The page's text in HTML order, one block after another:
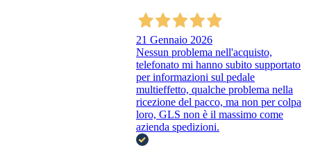
21 Gennaio 2026
Nessun problema nell'acquisto,
telefonato mi hanno subito supportato
per informazioni sul pedale
multieffetto, qualche problema nella
ricezione del pacco, ma non per colpa
loro, GLS non è il massimo come
azienda spedizioni.